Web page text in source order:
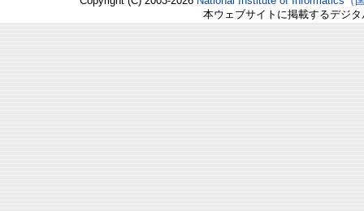
本ウェブサイトに掲載するデジ